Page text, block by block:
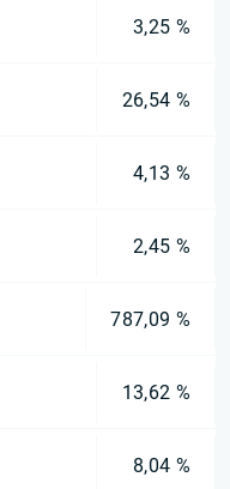
3,25 %
26,54 %
4,13 %
2,45 %
787,09 %
13,62 %
8,04 %